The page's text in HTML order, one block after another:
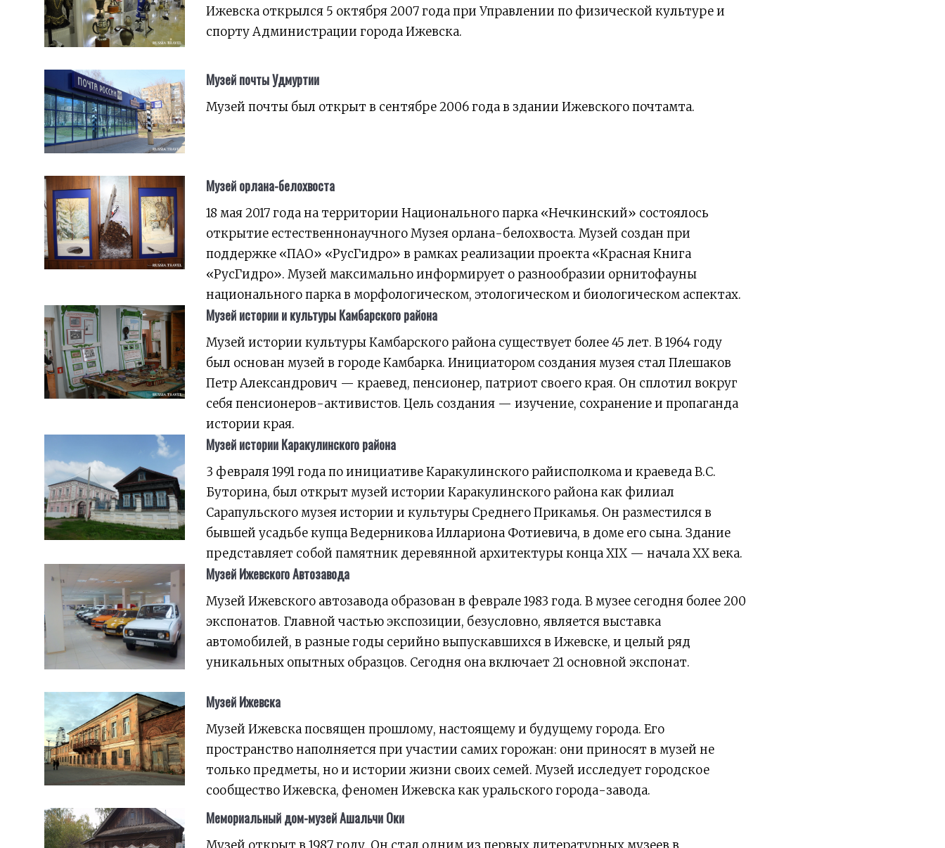
Ижевска открылся 5 октября 2007 года при Управлении по физической культуре и
спорту Администрации города Ижевска.
Музей почты Удмуртии
Музей почты был открыт в сентябре 2006 года в здании Ижевского почтамта.
Музей орлана-белохвоста
18 мая 2017 года на территории Национального парка «Нечкинский» состоялось
открытие естественнонаучного Музея орлана-белохвоста. Музей создан при
поддержке «ПАО» «РусГидро» в рамках реализации проекта «Красная Книга
«РусГидро». Музей максимально информирует о разнообразии орнитофауны
национального парка в морфологическом, этологическом и биологическом аспектах.
Музей истории и культуры Камбарского района
Музей истории культуры Камбарского района существует более 45 лет. В 1964 году
был основан музей в городе Камбарка. Инициатором создания музея стал Плешаков
Петр Александрович — краевед, пенсионер, патриот своего края. Он сплотил вокруг
себя пенсионеров-активистов. Цель создания — изучение, сохранение и пропаганда
истории края.
Музей истории Каракулинского района
3 февраля 1991 года по инициативе Каракулинского райисполкома и краеведа В.С.
Буторина, был открыт музей истории Каракулинского района как филиал
Сарапульского музея истории и культуры Среднего Прикамья. Он разместился в
бывшей усадьбе купца Ведерникова Иллариона Фотиевича, в доме его сына. Здание
представляет собой памятник деревянной архитектуры конца XIX — начала XX века.
Музей Ижевского Автозавода
Музей Ижевского автозавода образован в феврале 1983 года. В музее сегодня более 200
экспонатов. Главной частью экспозиции, безусловно, является выставка
автомобилей, в разные годы серийно выпускавшихся в Ижевске, и целый ряд
уникальных опытных образцов. Сегодня она включает 21 основной экспонат.
Музей Ижевска
Музей Ижевска посвящен прошлому, настоящему и будущему города. Его
пространство наполняется при участии самих горожан: они приносят в музей не
только предметы, но и истории жизни своих семей. Музей исследует городское
сообщество Ижевска, феномен Ижевска как уральского города-завода.
Мемориальный дом-музей Ашальчи Оки